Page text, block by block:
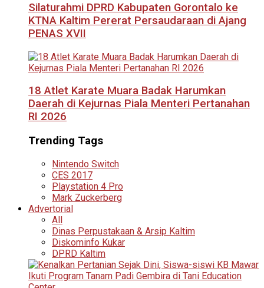
Silaturahmi DPRD Kabupaten Gorontalo ke
KTNA Kaltim Pererat Persaudaraan di Ajang
PENAS XVII
18 Atlet Karate Muara Badak Harumkan
Daerah di Kejurnas Piala Menteri Pertanahan
RI 2026
Trending Tags
Nintendo Switch
CES 2017
Playstation 4 Pro
Mark Zuckerberg
Advertorial
All
Dinas Perpustakaan & Arsip Kaltim
Diskominfo Kukar
DPRD Kaltim